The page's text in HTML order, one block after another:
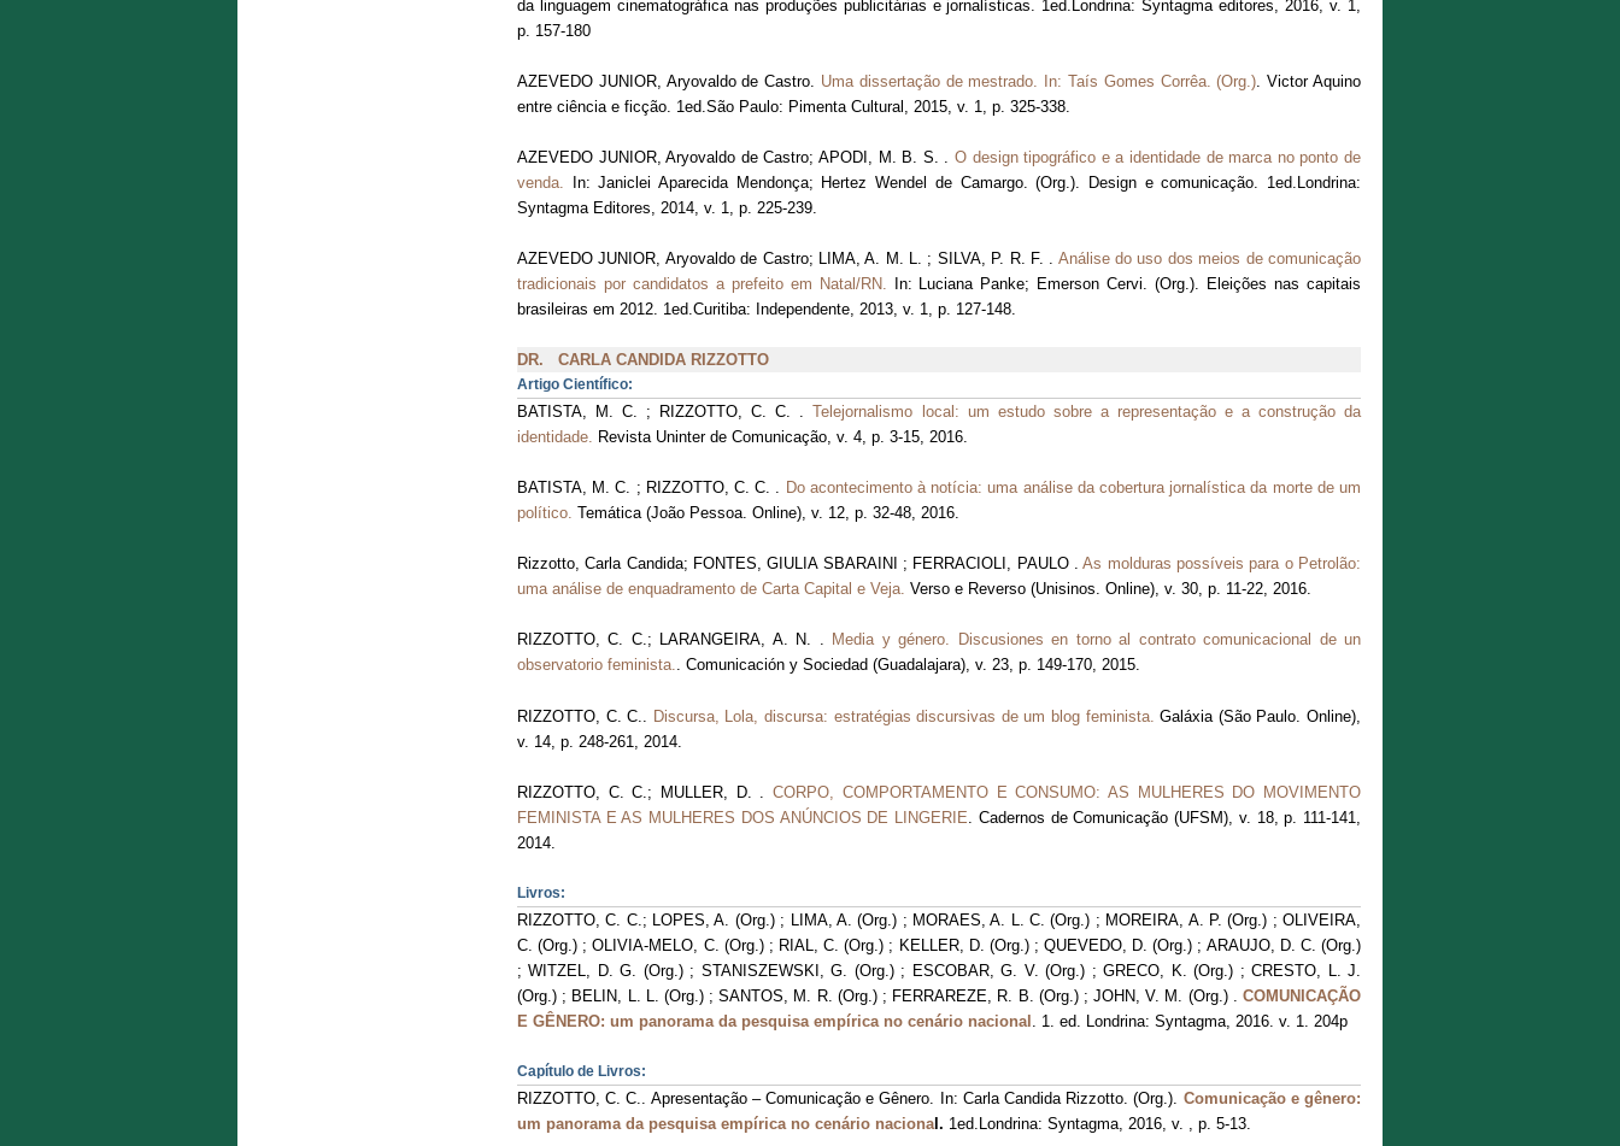
da linguagem cinematográfica nas produções publicitárias e jornalísticas. 1ed.Londrina: Syntagma editores, 2016, v. 1,
p. 157-180
AZEVEDO JUNIOR, Aryovaldo de Castro. Uma dissertação de mestrado. In: Taís Gomes Corrêa. (Org.) . Victor Aquino
entre ciência e ficção. 1ed.São Paulo: Pimenta Cultural, 2015, v. 1, p. 325-338.
AZEVEDO JUNIOR, Aryovaldo de Castro; APODI, M. B. S. . O design tipográfico e a identidade de marca no ponto de
venda.
In: Janiclei Aparecida Mendonça; Hertez Wendel de Camargo. (Org.). Design e comunicação. 1ed.Londrina:
Syntagma Editores, 2014, v. 1, p. 225-239.
AZEVEDO JUNIOR, Aryovaldo de Castro; LIMA, A. M. L. ; SILVA, P. R. F. . Análise do uso dos meios de comunicação
tradicionais por candidatos a prefeito em Natal/RN.
In: Luciana Panke; Emerson Cervi. (Org.). Eleições nas capitais
brasileiras em 2012. 1ed.Curitiba: Independente, 2013, v. 1, p. 127-148.
DR. CARLA CANDIDA RIZZOTTO
Artigo Científico:
BATISTA, M. C. ; RIZZOTTO, C. C. .Telejornalismo local: um estudo sobre a representação e a construção da
identidade. Revista Uninter de Comunicação, v. 4, p. 3-15, 2016.
BATISTA, M. C. ; RIZZOTTO, C. C. . Do acontecimento à notícia: uma análise da cobertura jornalística da morte de um
político. Temática (João Pessoa. Online), v. 12, p. 32-48, 2016.
Rizzotto, Carla Candida; FONTES, GIULIA SBARAINI ; FERRACIOLI, PAULO .As molduras possíveis para o Petrolão:
uma análise de enquadramento de Carta Capital e Veja. Verso e Reverso (Unisinos. Online), v. 30, p. 11-22, 2016.
RIZZOTTO, C. C.; LARANGEIRA, A. N. . Media y género. Discusiones en torno al contrato comunicacional de un
observatorio feminista.. Comunicación y Sociedad (Guadalajara), v. 23, p. 149-170, 2015.
RIZZOTTO, C. C.. Discursa, Lola, discursa: estratégias discursivas de um blog feminista. Galáxia (São Paulo. Online),
v. 14, p. 248-261, 2014.
RIZZOTTO, C. C.; MULLER, D. .CORPO, COMPORTAMENTO E CONSUMO: AS MULHERES DO MOVIMENTO
FEMINISTA E AS MULHERES DOS ANÚNCIOS DE LINGERIE . Cadernos de Comunicação (UFSM), v. 18, p. 111-141,
2014.
Livros:
RIZZOTTO, C. C.; LOPES, A. (Org.) ; LIMA, A. (Org.) ; MORAES, A. L. C. (Org.) ; MOREIRA, A. P. (Org.) ; OLIVEIRA,
C. (Org.) ; OLIVIA-MELO, C. (Org.) ; RIAL, C. (Org.) ; KELLER, D. (Org.) ; QUEVEDO, D. (Org.) ; ARAUJO, D. C. (Org.)
; WITZEL, D. G. (Org.) ; STANISZEWSKI, G. (Org.) ; ESCOBAR, G. V. (Org.) ; GRECO, K. (Org.) ; CRESTO, L. J.
(Org.) ; BELIN, L. L. (Org.) ; SANTOS, M. R. (Org.) ; FERRAREZE, R. B. (Org.) ; JOHN, V. M. (Org.) . COMUNICAÇÃO
E GÊNERO: um panorama da pesquisa empírica no cenário nacional
. 1. ed. Londrina: Syntagma, 2016. v. 1. 204p
Capítulo de Livros:
RIZZOTTO, C. C.. Apresentação – Comunicação e Gênero. In: Carla Candida Rizzotto. (Org.). Comunicação e gênero:
um panorama da pesquisa empírica no cenário naciona l. 1ed.Londrina: Syntagma, 2016, v. , p. 5-13.